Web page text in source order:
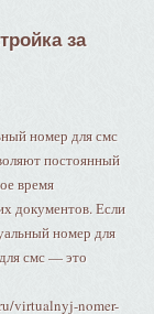
за
номер для смс
постоянный
время
документов. Если
номер для
смс — это
virtualnyj-nomer-